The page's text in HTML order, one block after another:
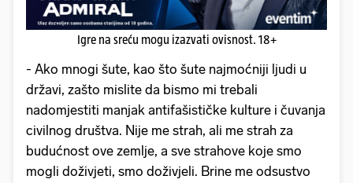
Igre na sreću mogu izazvati ovisnost. 18+
- Ako mnogi šute, kao što šute najmoćniji ljudi u
državi, zašto mislite da bismo mi trebali
nadomjestiti manjak antifašističke kulture i čuvanja
civilnog društva. Nije me strah, ali me strah za
budućnost ove zemlje, a sve strahove koje smo
mogli doživjeti, smo doživjeli. Brine me odsustvo